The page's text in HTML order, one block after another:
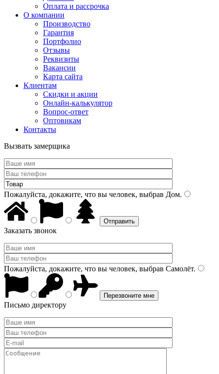
Оплата и рассрочка
О компании
Производство
Гарантия
Портфолио
Отзывы
Реквизиты
Вакансии
Карта сайта
Клиентам
Скидки и акции
Онлайн-калькулятор
Вопрос-ответ
Оптовикам
Контакты
Вызвать замерщика
Пожалуйста, докажите, что вы человек, выбрав Дом.
Заказать звонок
Пожалуйста, докажите, что вы человек, выбрав Самолёт.
Письмо директору